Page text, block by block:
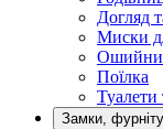
Догляд
Миски
Поїлка
Туалети
Замки,